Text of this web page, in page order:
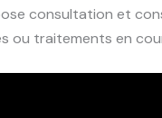
consultation et
ou traitements en